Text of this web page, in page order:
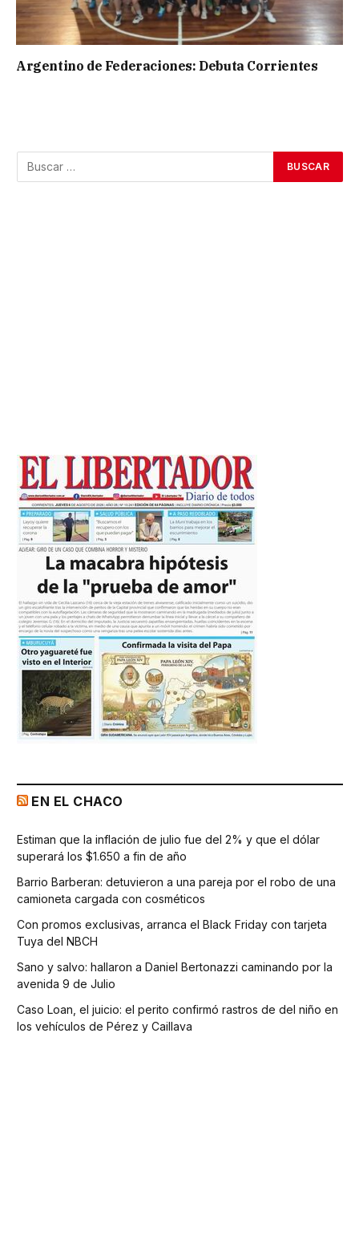
Argentino de Federaciones: Debuta Corrientes
EN EL CHACO
Estiman que la inflación de julio fue del 2% y que el dólar
superará los $1.650 a fin de año
Barrio Barberan: detuvieron a una pareja por el robo de una
camioneta cargada con cosméticos
Con promos exclusivas, arranca el Black Friday con tarjeta
Tuya del NBCH
Sano y salvo: hallaron a Daniel Bertonazzi caminando por la
avenida 9 de Julio
Caso Loan, el juicio: el perito confirmó rastros de del niño en
los vehículos de Pérez y Caillava